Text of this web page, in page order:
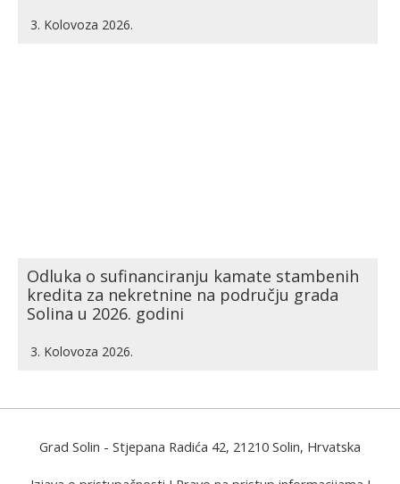
3. Kolovoza 2026.
Odluka o sufinanciranju kamate stambenih
kredita za nekretnine na području grada
Solina u 2026. godini
3. Kolovoza 2026.
Grad Solin - Stjepana Radića 42, 21210 Solin, Hrvatska